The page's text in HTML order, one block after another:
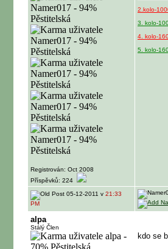
Registrován: Oct 2008
Příspěvků: 224
2.kolo-
3. kolo-
4. kolo-
5. kolo-
05-12-2011 v 21:33
PM
alpa
Stálý Člen
kdo se